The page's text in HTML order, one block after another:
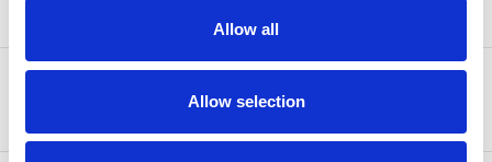
Allow all
Allow selection
25,00 € (2-5 Werktage) kostenlos ab
500,00 €